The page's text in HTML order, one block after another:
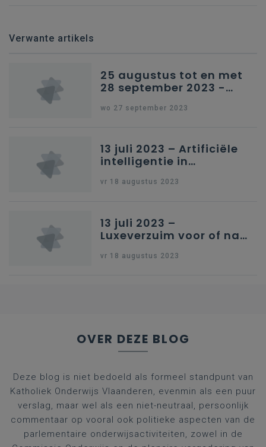
Verwante artikels
25 augustus tot en met
28 september 2023 -
wo 27 september 2023
13 juli 2023 – Artificiële
intelligentie in
vr 18 augustus 2023
13 juli 2023 –
Luxeverzuim voor of na
vr 18 augustus 2023
OVER DEZE BLOG
Deze blog is niet bedoeld als formeel standpunt van
Katholiek Onderwijs Vlaanderen, evenmin als een puur
verslag, maar wel als een niet-neutraal, persoonlijk
commentaar op vooral ook politieke aspecten van de
parlementaire onderwijsactiviteiten, zowel in de